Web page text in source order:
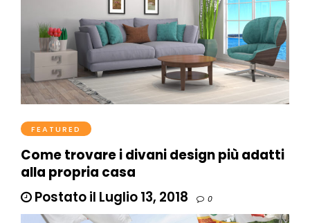
FEATURED
Come trovare i divani design più adatti
alla propria casa
Postato il Luglio 13, 2018
0